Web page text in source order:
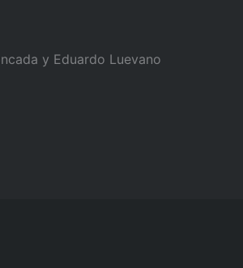
y Eduardo Luevano